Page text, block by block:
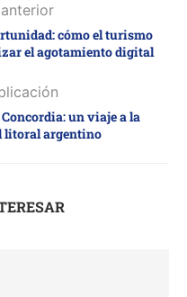
cómo el turismo
el agotamiento digital
un viaje a la
litoral argentino